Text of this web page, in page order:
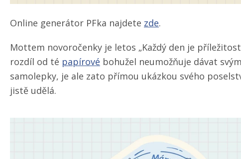
Online generátor PFka najdete zde.
Mottem novoročenky je letos „Každý den je
rozdíl od té papírové bohužel neumožňuje dávat
samolepky, je ale zato přímou ukázkou svého
jistě udělá.